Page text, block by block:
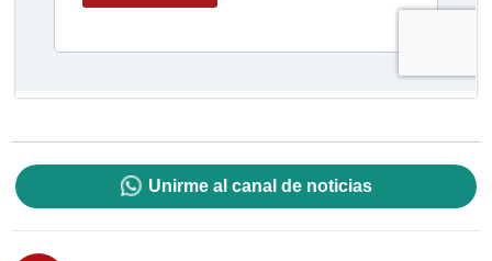
Unirme al canal de noticias